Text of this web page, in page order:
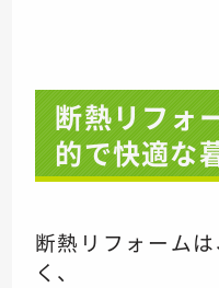
断熱リフォ
的で快適な
断熱リフォーム
く、